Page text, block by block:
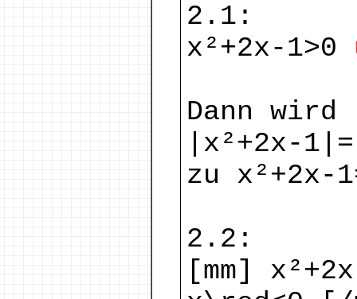
2.1:
x²+2x-1>0
Dann wird
|x²+2x-
zu x²+2x-
2.2:
[mm]